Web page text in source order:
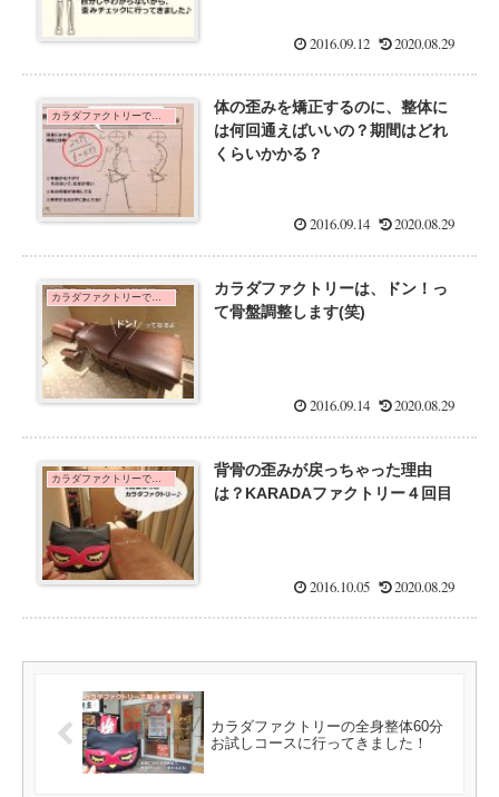
2016.09.12 2020.08.29
カラダファクトリーで歪みチェック！全身整体60分を体験した口コミ
体の歪みを矯正するのに、整体に
は何回通えばいいの？期間はどれ
くらいかかる？
2016.09.14 2020.08.29
カラダファクトリーで歪みチェック！全身整体60分を体験した口コミ
カラダファクトリーは、ドン！っ
て骨盤調整します(笑)
2016.09.14 2020.08.29
背骨の歪みが戻っちゃった理由
は？KARADAファクトリー４回目
2016.10.05 2020.08.29
カラダファクトリーの全身整体60分
お試しコースに行ってきました！